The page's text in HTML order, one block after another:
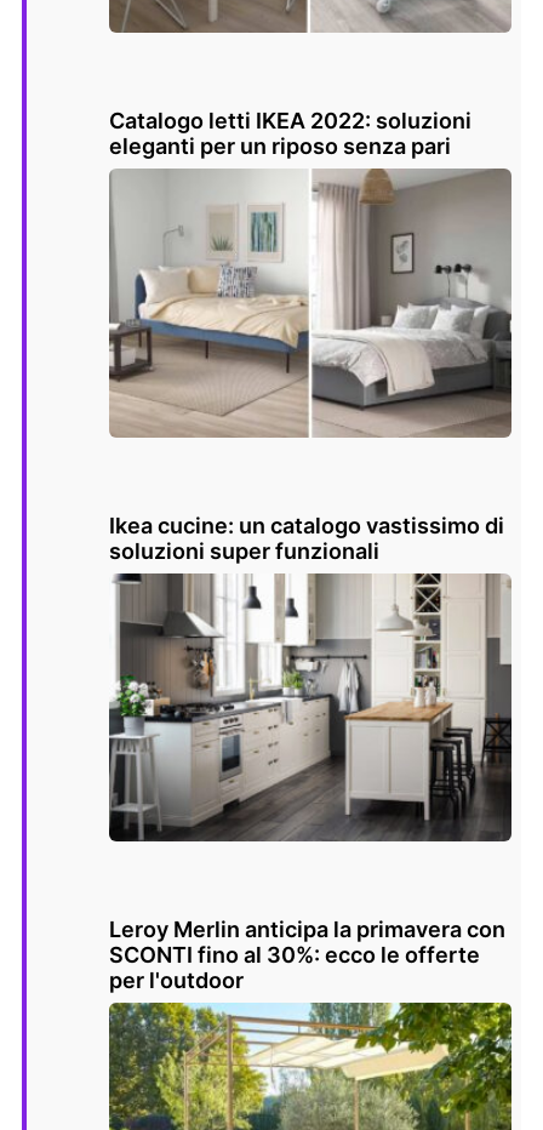
Catalogo letti IKEA 2022: soluzioni
eleganti per un riposo senza pari
Ikea cucine: un catalogo vastissimo di
soluzioni super funzionali
Leroy Merlin anticipa la primavera con
SCONTI fino al 30%: ecco le offerte
per l'outdoor